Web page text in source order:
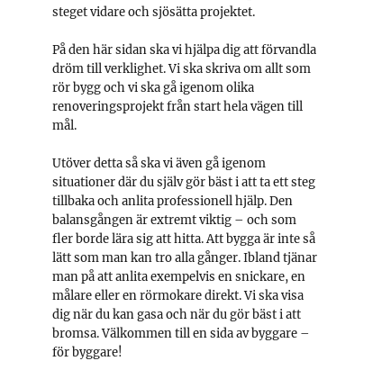
steget vidare och sjösätta projektet.
På den här sidan ska vi hjälpa dig att förvandla
dröm till verklighet. Vi ska skriva om allt som
rör bygg och vi ska gå igenom olika
renoveringsprojekt från start hela vägen till
mål.
Utöver detta så ska vi även gå igenom
situationer där du själv gör bäst i att ta ett steg
tillbaka och anlita professionell hjälp. Den
balansgången är extremt viktig – och som
fler borde lära sig att hitta. Att bygga är inte så
lätt som man kan tro alla gånger. Ibland tjänar
man på att anlita exempelvis en snickare, en
målare eller en rörmokare direkt. Vi ska visa
dig när du kan gasa och när du gör bäst i att
bromsa. Välkommen till en sida av byggare –
för byggare!